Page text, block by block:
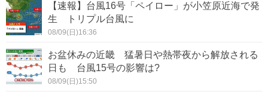
【速報】台風16号「ペイロー」が小笠原近海で発
生 トリプル台風に
08/09(日)16:36
お盆休みの近畿 猛暑日や熱帯夜から解放される
日も 台風15号の影響は?
08/09(日)15:50